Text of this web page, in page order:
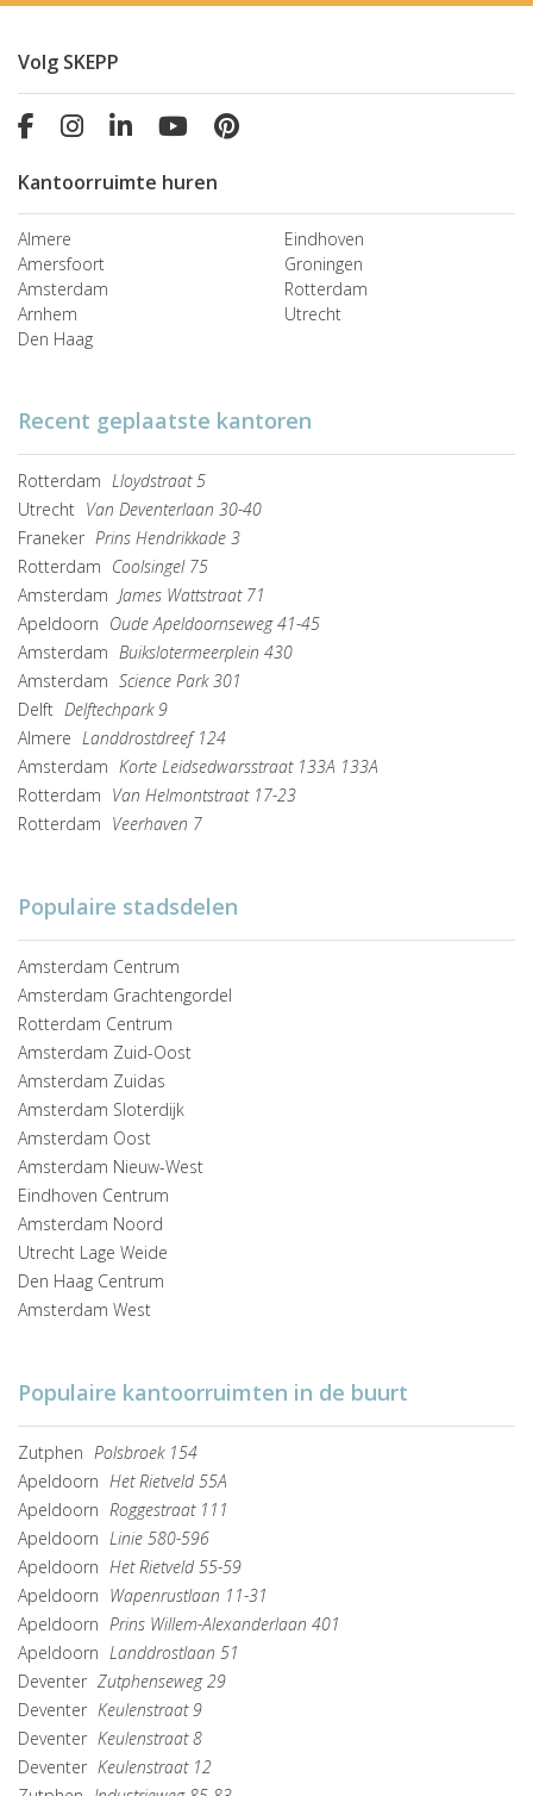
Volg SKEPP
Kantoorruimte huren
Almere
Amersfoort
Amsterdam
Arnhem
Den Haag
Eindhoven
Groningen
Rotterdam
Utrecht
Recent geplaatste kantoren
Rotterdam Lloydstraat 5
Utrecht Van Deventerlaan 30-40
Franeker Prins Hendrikkade 3
Rotterdam Coolsingel 75
Amsterdam James Wattstraat 71
Apeldoorn Oude Apeldoornseweg 41-45
Amsterdam Buikslotermeerplein 430
Amsterdam Science Park 301
Delft Delftechpark 9
Almere Landdrostdreef 124
Amsterdam Korte Leidsedwarsstraat 133A 133A
Rotterdam Van Helmontstraat 17-23
Rotterdam Veerhaven 7
Populaire stadsdelen
Amsterdam Centrum
Amsterdam Grachtengordel
Rotterdam Centrum
Amsterdam Zuid-Oost
Amsterdam Zuidas
Amsterdam Sloterdijk
Amsterdam Oost
Amsterdam Nieuw-West
Eindhoven Centrum
Amsterdam Noord
Utrecht Lage Weide
Den Haag Centrum
Amsterdam West
Populaire kantoorruimten in de buurt
Zutphen Polsbroek 154
Apeldoorn Het Rietveld 55A
Apeldoorn Roggestraat 111
Apeldoorn Linie 580-596
Apeldoorn Het Rietveld 55-59
Apeldoorn Wapenrustlaan 11-31
Apeldoorn Prins Willem-Alexanderlaan 401
Apeldoorn Landdrostlaan 51
Deventer Zutphenseweg 29
Deventer Keulenstraat 9
Deventer Keulenstraat 8
Deventer Keulenstraat 12